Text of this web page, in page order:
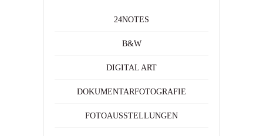
24NOTES
B&W
DIGITAL ART
DOKUMENTARFOTOGRAFIE
FOTOAUSSTELLUNGEN